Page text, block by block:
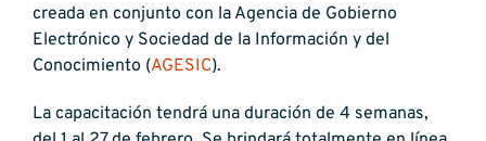
creada en conjunto con la Agencia de Gobierno
Electrónico y Sociedad de la Información y del
Conocimiento (AGESIC).
La capacitación tendrá una duración de 4 semanas,